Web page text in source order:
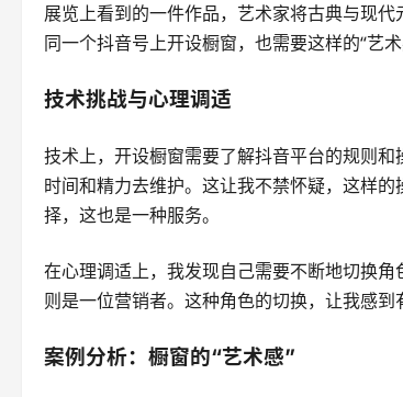
展览上看到的一件作品，艺术家将古典与现
同一个抖音号上开设橱窗，也需要这样的“艺术
技术挑战与心理调适
技术上，开设橱窗需要了解抖音平台的规则
时间和精力去维护。这让我不禁怀疑，这样
择，这也是一种服务。
在心理调适上，我发现自己需要不断地切换
则是一位营销者。这种角色的切换，让我感
案例分析：橱窗的“艺术感”